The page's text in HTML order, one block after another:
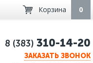
Корзина 0
8 (383) 310-14-20
ЗАКАЗАТЬ ЗВОНОК